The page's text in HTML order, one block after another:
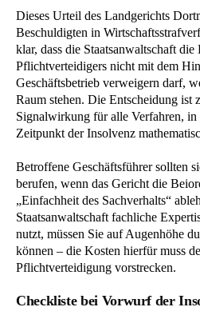
Dieses Urteil des Landgerichts
Beschuldigten in
klar, dass die Staatsanwaltschaft
Pflichtverteidigers nicht mit dem
Geschäftsbetrieb verweigern darf,
Raum stehen. Die Entscheidung ist
Signalwirkung für alle Verfahren, in
Zeitpunkt der Insolvenz
Betroffene Geschäftsführer sollten
berufen, wenn das Gericht die
„Einfachheit des Sachverhalts“
Staatsanwaltschaft fachliche
nutzt, müssen Sie auf Augenhöhe
können – die Kosten hierfür muss
Pflichtverteidigung vorstrecken.
Checkliste bei Vorwurf der